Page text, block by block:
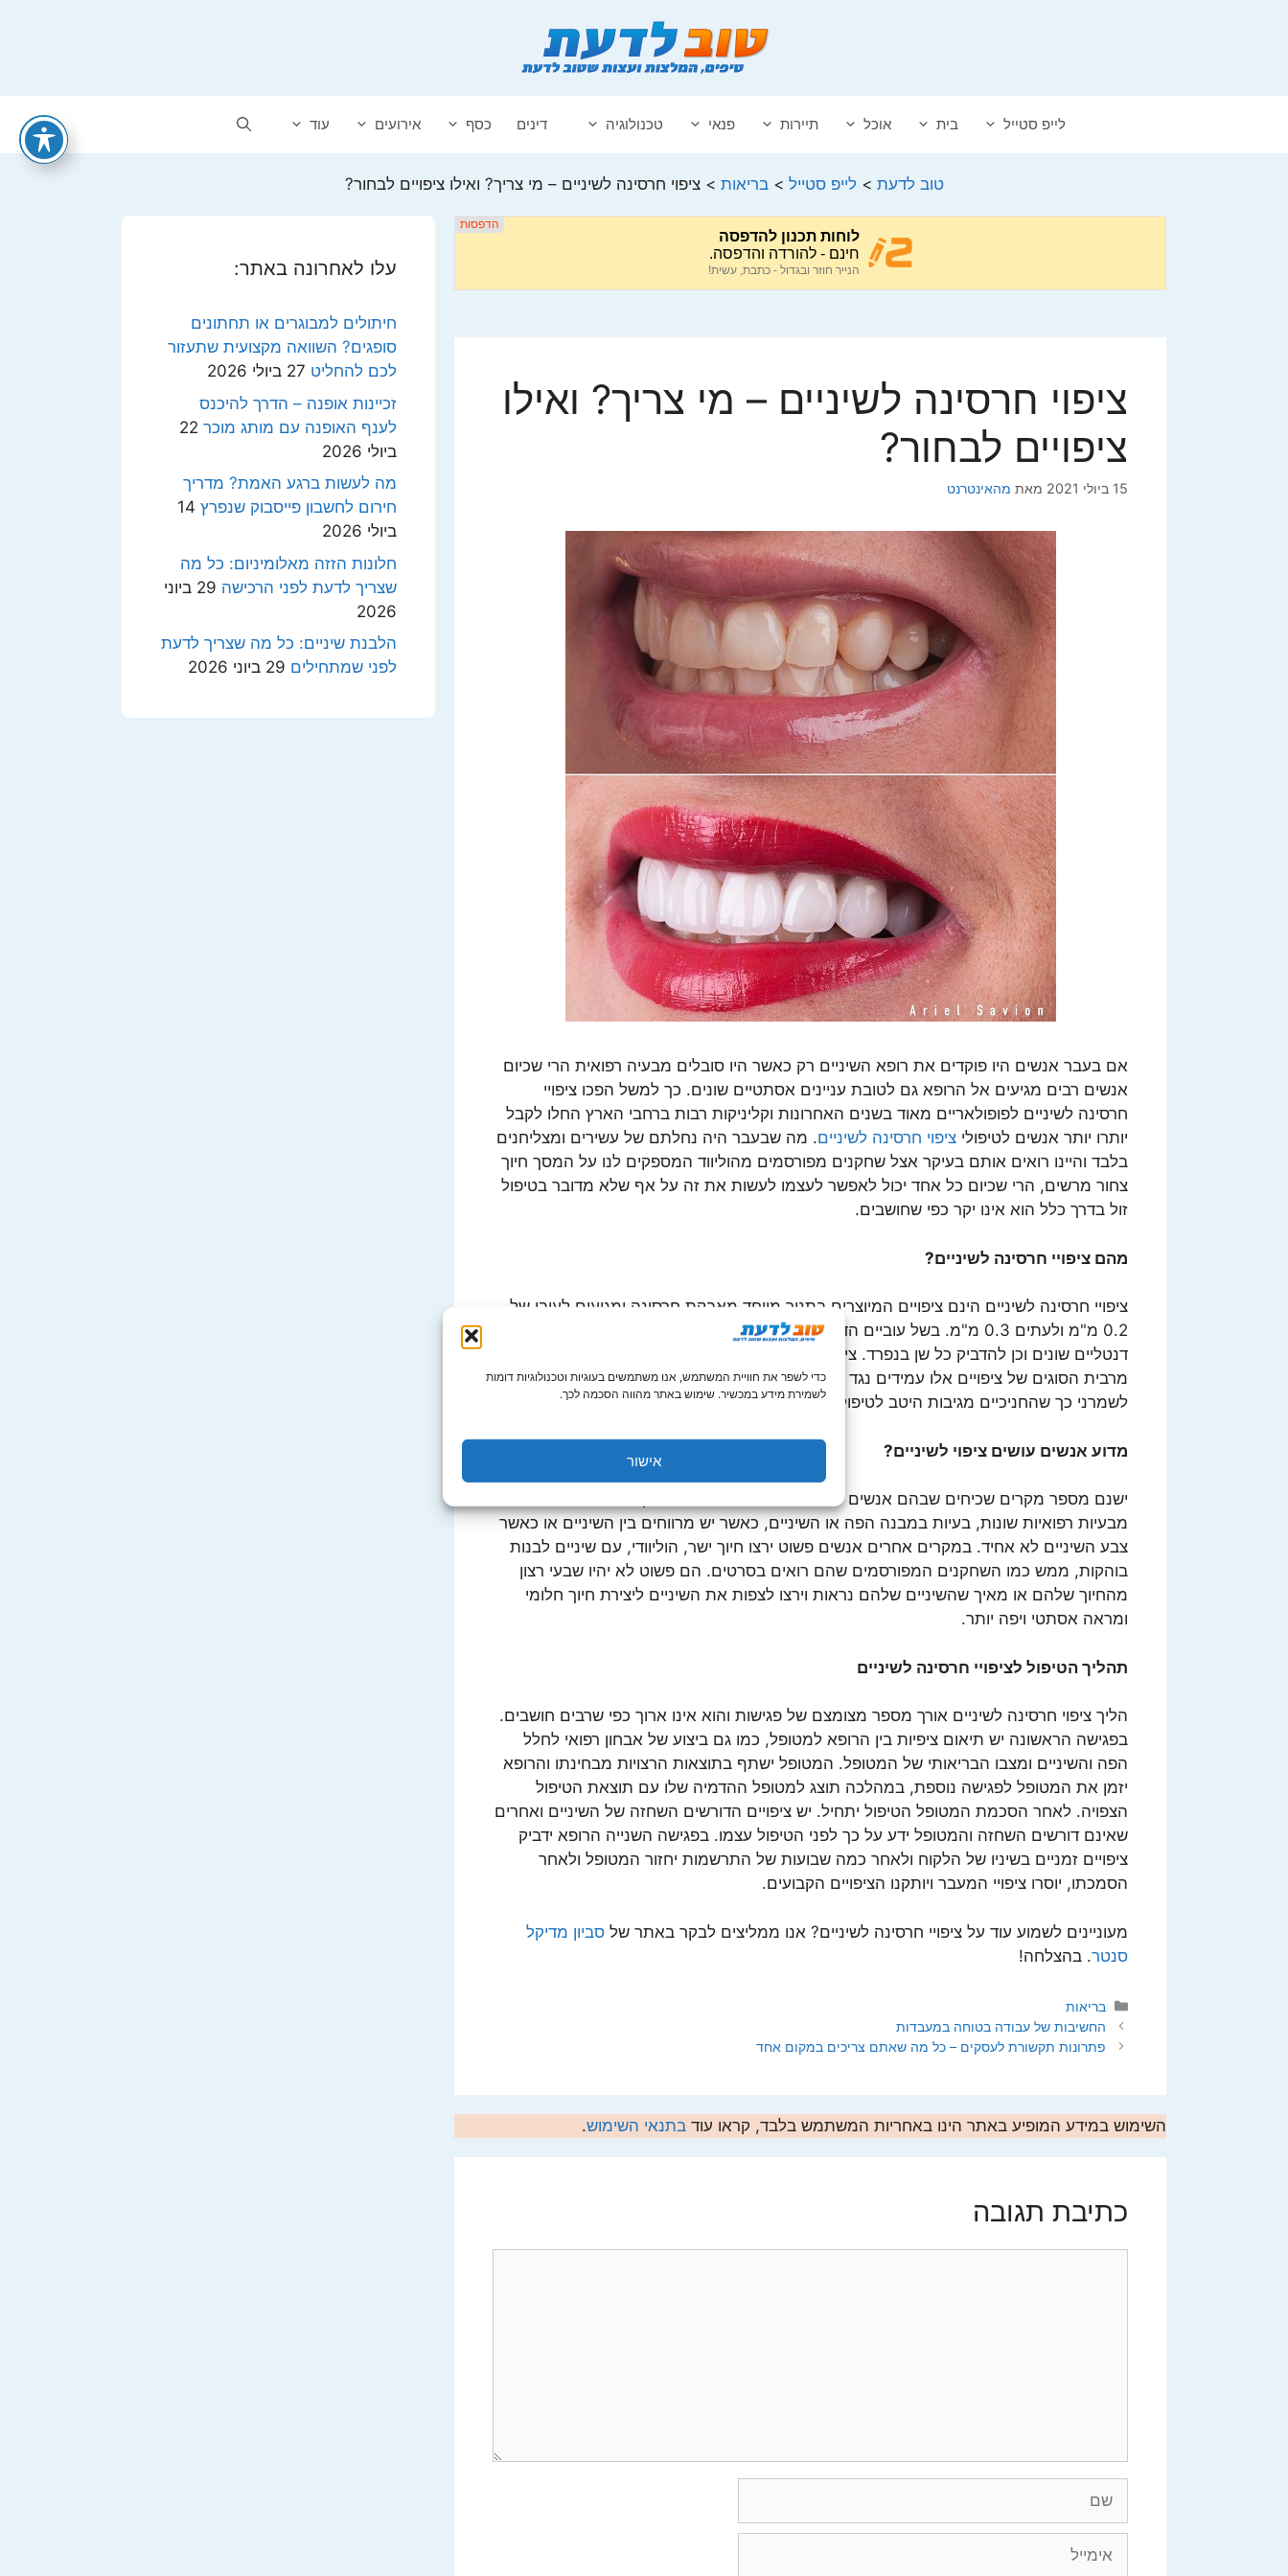
כדי לשפר את חוויית המשתמש, אנו משתמשים בעוגיות וטכנולוגיות דומות
לשמירת מידע במכשיר. שימוש באתר מהווה הסכמה לכך.
אישור
לייפ סטייל בית אוכל תיירות פנאי טכנולוגיה דינים כסף אירועים עוד
טוב לדעת >לייפ סטייל >בריאות >ציפוי חרסינה לשיניים – מי צריך? ואילו ציפויים לבחור?
ציפוי חרסינה לשיניים – מי צריך? ואילו
ציפויים לבחור?
15 ביולי 2021 מאת מהאינטרנט
אם בעבר אנשים היו פוקדים את רופא השיניים רק כאשר היו סובלים מבעיה רפואית הרי שכיום
אנשים רבים מגיעים אל הרופא גם לטובת עניינים אסתטיים שונים. כך למשל הפכו ציפויי
חרסינה לשיניים לפופולאריים מאוד בשנים האחרונות וקליניקות רבות ברחבי הארץ החלו לקבל
יותרו יותר אנשים לטיפולי ציפוי חרסינה לשיניים. מה שבעבר היה נחלתם של עשירים ומצליחנים
בלבד והיינו רואים אותם בעיקר אצל שחקנים מפורסמים מהוליווד המספקים לנו על המסך חיוך
צחור מרשים, הרי שכיום כל אחד יכול לאפשר לעצמו לעשות את זה על אף שלא מדובר בטיפול
זול בדרך כלל הוא אינו יקר כפי שחושבים.
מהם ציפויי חרסינה לשיניים?
ציפויי חרסינה לשיניים הינם ציפויים המיוצרים בתנור מיוחד מאבקת חרסינה ומגיעים לעובי של
0.2 מ"מ ולעתים 0.3 מ"מ. בשל עוביים הדק ניתן יהיה להמשיך לטפל בשיניים באמצעים
דנטליים שונים וכן להדביק כל שן בנפרד. ציפויי חרסינה נחשבים לעמידים לאורך שנים רבות,
מרבית הסוגים של ציפויים אלו עמידים נגד כתמי קפה, צבעי מאכל ועישון וכן הטיפול נחשב
לשמרני כך שהחניכיים מגיבות היטב לטיפול.
מדוע אנשים עושים ציפוי לשיניים?
ישנם מספר מקרים שכיחים שבהם אנשים עושים טיפול ציפויי לשיניים. בין היתר זה יכול להיות
מבעיות רפואיות שונות, בעיות במבנה הפה או השיניים, כאשר יש מרווחים בין השיניים או כאשר
צבע השיניים לא אחיד. במקרים אחרים אנשים פשוט ירצו חיוך ישר, הוליוודי, עם שיניים לבנות
בוהקות, ממש כמו השחקנים המפורסמים שהם רואים בסרטים. הם פשוט לא יהיו שבעי רצון
מהחיוך שלהם או מאיך שהשיניים שלהם נראות וירצו לצפות את השיניים ליצירת חיוך חלומי
ומראה אסתטי ויפה יותר.
תהליך הטיפול לציפויי חרסינה לשיניים
הליך ציפוי חרסינה לשיניים אורך מספר מצומצם של פגישות והוא אינו ארוך כפי שרבים חושבים.
בפגישה הראשונה יש תיאום ציפיות בין הרופא למטופל, כמו גם ביצוע של אבחון רפואי לחלל
הפה והשיניים ומצבו הבריאותי של המטופל. המטופל ישתף בתוצאות הרצויות מבחינתו והרופא
יזמן את המטופל לפגישה נוספת, במהלכה תוצג למטופל ההדמיה שלו עם תוצאת הטיפול
הצפויה. לאחר הסכמת המטופל הטיפול יתחיל. יש ציפויים הדורשים השחזה של השיניים ואחרים
שאינם דורשים השחזה והמטופל ידע על כך לפני הטיפול עצמו. בפגישה השנייה הרופא ידביק
ציפויים זמניים בשיניו של הלקוח ולאחר כמה שבועות של התרשמות יחזור המטופל ולאחר
הסמכתו, יוסרו ציפויי המעבר ויותקנו הציפויים הקבועים.
מעוניינים לשמוע עוד על ציפויי חרסינה לשיניים? אנו ממליצים לבקר באתר של סביון מדיקל
סנטר. בהצלחה!
קטגוריות
בריאות
החשיבות של עבודה בטוחה במעבדות
פתרונות תקשורת לעסקים – כל מה שאתם צריכים במקום אחד
השימוש במידע המופיע באתר הינו באחריות המשתמש בלבד, קראו עוד בתנאי השימוש.
כתיבת תגובה
עלו לאחרונה באתר:
חיתולים למבוגרים או תחתונים
סופגים? השוואה מקצועית שתעזור
לכם להחליט 27 ביולי 2026
זכיינות אופנה – הדרך להיכנס
לענף האופנה עם מותג מוכר 22
ביולי 2026
מה לעשות ברגע האמת? מדריך
חירום לחשבון פייסבוק שנפרץ 14
ביולי 2026
חלונות הזזה מאלומיניום: כל מה
שצריך לדעת לפני הרכישה
29 ביוני
2026
הלבנת שיניים: כל מה שצריך לדעת
לפני שמתחילים 29 ביוני 2026